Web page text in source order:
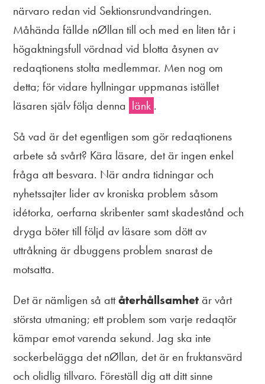
närvaro redan vid Sektionsrundvandringen.
Måhända fällde nØllan till och med en liten tår i
högaktningsfull vördnad vid blotta åsynen av
redaqtionens stolta medlemmar. Men nog om
detta; för vidare hyllningar uppmanas istället
läsaren själv följa denna länk .
Så vad är det egentligen som gör redaqtionens
arbete så svårt? Kära läsare, det är ingen enkel
fråga att besvara. När andra tidningar och
nyhetssajter lider av kroniska problem såsom
idétorka, oerfarna skribenter samt skadestånd och
dryga böter till följd av läsare som dött av
uttråkning är dbuggens problem snarast de
motsatta.
Det är nämligen så attåterhållsamhetär vårt
största utmaning; ett problem som varje redaqtör
kämpar emot varenda sekund. Jag ska inte
sockerbelägga det nØllan, det är en fruktansvärd
och olidlig tillvaro. Föreställ dig att ditt sinne